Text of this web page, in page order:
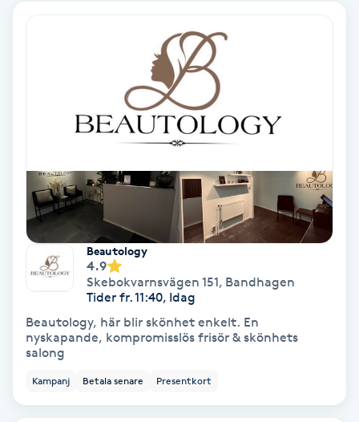
Gellack med förstärkning
Gruppträning
Gua Sha-massage
Headspa
Healing
Beautology
4.9
Skebokvarnsvägen 151, Bandhagen
Tider fr. 11:40, Idag
Beautology, här blir skönhet enkelt. En
nyskapande, kompromisslös frisör & skönhets
salong
Kampanj Betala senare Presentkort